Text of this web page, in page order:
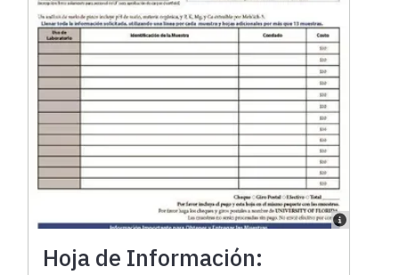
Hoja de Información: